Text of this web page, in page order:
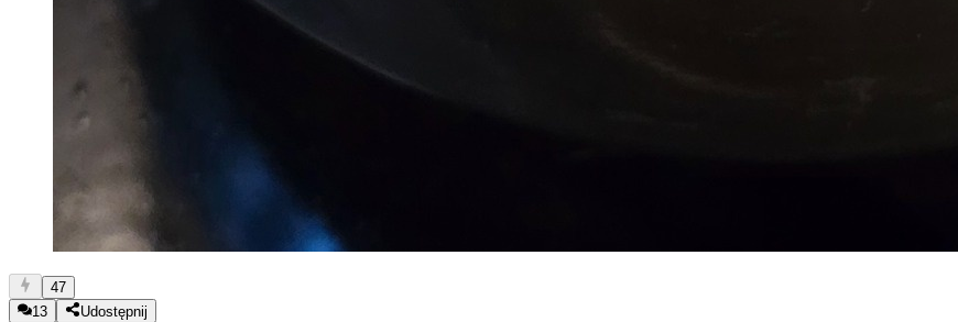
47
13
Udostępnij